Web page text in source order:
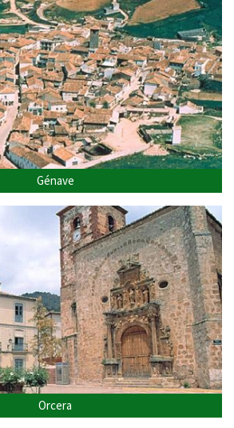
Génave
Orcera